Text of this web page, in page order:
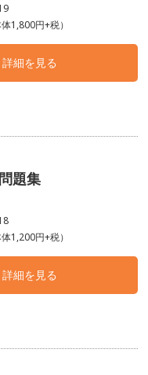
1,800円+税）
詳細を見る
題集
1,200円+税）
詳細を見る